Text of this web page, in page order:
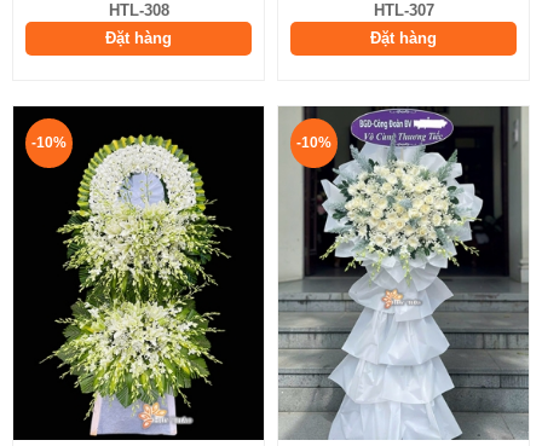
HTL-308
Đặt hàng
HTL-307
Đặt hàng
-10% -10%